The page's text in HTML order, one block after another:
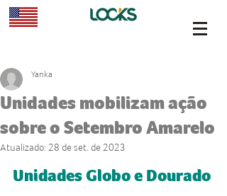
Unidades mobilizam ação
sobre o Setembro Amarelo
Yanka
Atualizado: 28 de set. de 2023
Unidades Globo e Dourado